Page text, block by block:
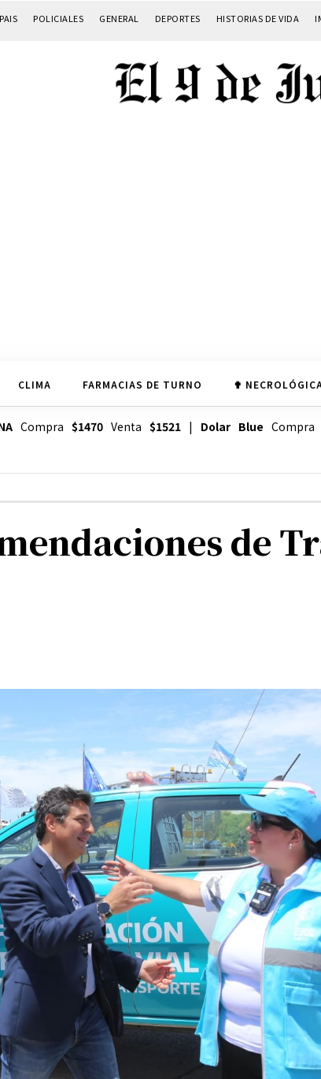
POLICIALES GENERAL DEPORTES HISTORIAS DE VIDA
CLIMA FARMACIAS DE TURNO ✟
Compra $1470Venta $1521| Dolar Blue Compra
de